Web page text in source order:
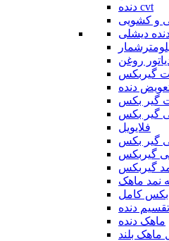
دنده cvt
و کشویی
دیشلی
روغن
گیربکس
دنده
گیر بکس
گیر بکس
فلایویل
گیر بکس
گیربکس
گیربکس
نمد ماهک
بکس کامل
دنده
ماهک دنده
ماهک بلند